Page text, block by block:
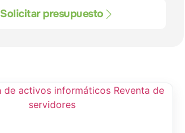
Solicitar presupuesto